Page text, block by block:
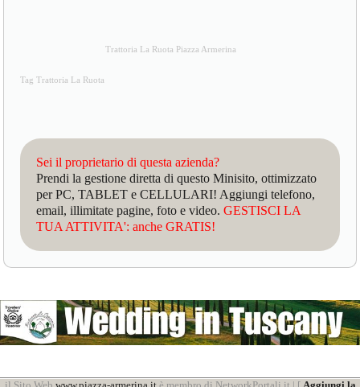
Trattoria La Ruota Piazza Armerina
Tag Trattoria La Ruota
Sei il proprietario di questa azienda?
Prendi la gestione diretta di questo Minisito, ottimizzato
per PC, TABLET e CELLULARI! Aggiungi telefono,
email, illimitate pagine, foto e video.GESTISCI LA
TUA ATTIVITA': anche GRATIS!